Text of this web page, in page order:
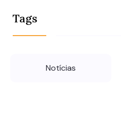
Tags
Notícias